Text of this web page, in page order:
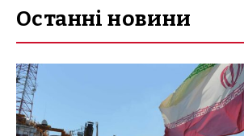
Останні новини